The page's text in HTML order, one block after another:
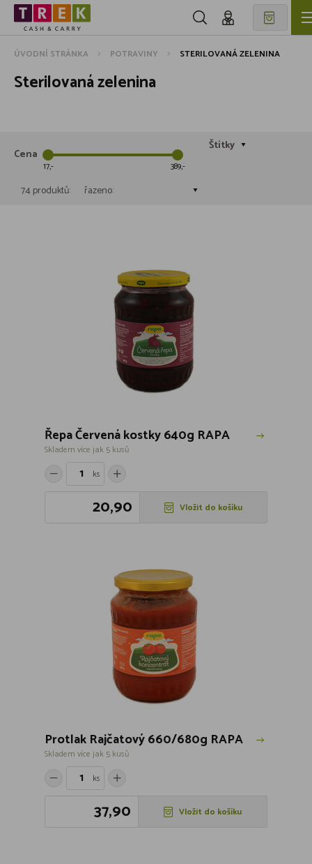
ÚVODNÍ STRÁNKA POTRAVINY STERILOVANÁ ZELENINA
Sterilovaná zelenina
Cena
17 389
Štítky
74 produktů: řazeno:
Řepa Červená kostky 640g RAPA
Skladem více jak 5 kusů
ks
20,90 Vložit do košíku
Protlak Rajčatový 660/680g RAPA
Skladem více jak 5 kusů
ks
37,90 Vložit do košíku